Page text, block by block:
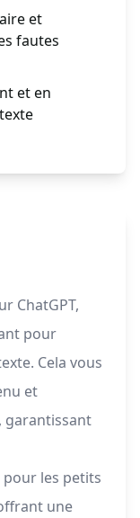
et
fautes
et en
ChatGPT,
pour
Cela vous
et
garantissant
les petits
une